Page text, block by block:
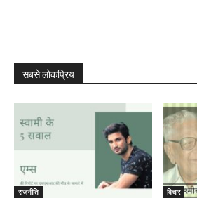
सबसे लोकप्रिय
राजनीति विचार